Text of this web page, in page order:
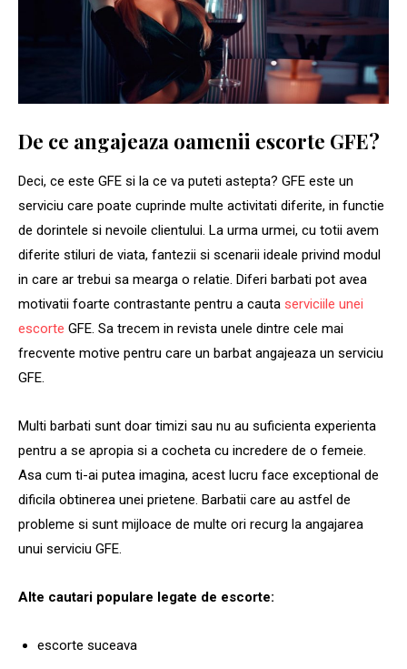
De ce angajeaza oamenii escorte GFE?
Deci, ce este GFE si la ce va puteti astepta? GFE este un
serviciu care poate cuprinde multe activitati diferite, in functie
de dorintele si nevoile clientului. La urma urmei, cu totii avem
diferite stiluri de viata, fantezii si scenarii ideale privind modul
in care ar trebui sa mearga o relatie. Diferi barbati pot avea
motivatii foarte contrastante pentru a cauta serviciile unei
escorte GFE. Sa trecem in revista unele dintre cele mai
frecvente motive pentru care un barbat angajeaza un serviciu
GFE.
Multi barbati sunt doar timizi sau nu au suficienta experienta
pentru a se apropia si a cocheta cu incredere de o femeie.
Asa cum ti-ai putea imagina, acest lucru face exceptional de
dificila obtinerea unei prietene. Barbatii care au astfel de
probleme si sunt mijloace de multe ori recurg la angajarea
unui serviciu GFE.
Alte cautari populare legate de escorte:
escorte suceava